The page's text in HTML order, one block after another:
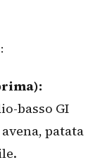
basso GI
patata